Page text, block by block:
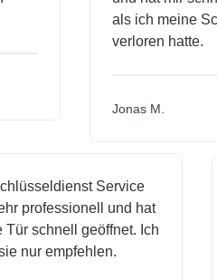
als ich meine
verloren hatte.
Jonas M.
Service
professionell und hat
schnell geöffnet. Ich
nur empfehlen.